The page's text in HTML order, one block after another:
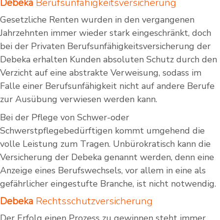
Debeka Berufsunfähigkeitsversicherung
Gesetzliche Renten wurden in den vergangenen
Jahrzehnten immer wieder stark eingeschränkt, doch
bei der Privaten Berufsunfähigkeitsversicherung der
Debeka erhalten Kunden absoluten Schutz durch den
Verzicht auf eine abstrakte Verweisung, sodass im
Falle einer Berufsunfähigkeit nicht auf andere Berufe
zur Ausübung verwiesen werden kann.
Bei der Pflege von Schwer-oder
Schwerstpflegebedürftigen kommt umgehend die
volle Leistung zum Tragen. Unbürokratisch kann die
Versicherung der Debeka genannt werden, denn eine
Anzeige eines Berufswechsels, vor allem in eine als
gefährlicher eingestufte Branche, ist nicht notwendig.
Debeka Rechtsschutzversicherung